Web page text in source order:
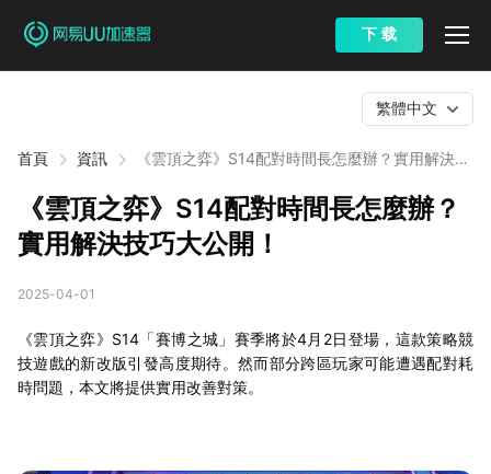
下 载
首頁 資訊
《雲頂之弈》S14配對時間長怎麼辦？實用解決技
繁體中文
《雲頂之弈》S14配對時間長怎麼辦？
實用解決技巧大公開！
2025-04-01
《雲頂之弈》S14「賽博之城」賽季將於4月2日登場，這款策略競
技遊戲的新改版引發高度期待。然而部分跨區玩家可能遭遇配對耗
時問題，本文將提供實用改善對策。